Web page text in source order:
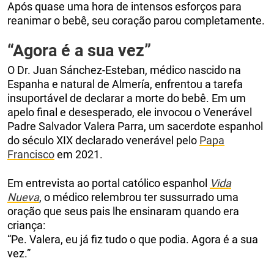
Após quase uma hora de intensos esforços para
reanimar o bebê, seu coração parou completamente.
“Agora é a sua vez”
O Dr. Juan Sánchez-Esteban, médico nascido na
Espanha e natural de Almería, enfrentou a tarefa
insuportável de declarar a morte do bebê. Em um
apelo final e desesperado, ele invocou o Venerável
Padre Salvador Valera Parra, um sacerdote espanhol
do século XIX declarado venerável pelo Papa
Franciscoem 2021.
Em entrevista ao portal católico espanhol Vida
Nueva, o médico relembrou ter sussurrado uma
oração que seus pais lhe ensinaram quando era
criança:
“Pe. Valera, eu já fiz tudo o que podia. Agora é a sua
vez.”